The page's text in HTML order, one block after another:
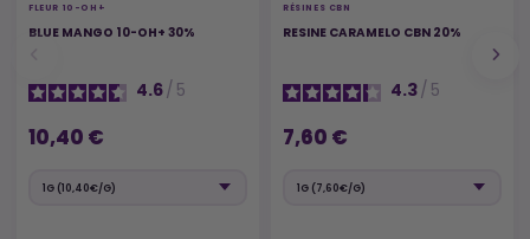
FLEUR 10-OH+
BLUE MANGO 10-OH+ 30%
4.6/ 5
10,40 €
RÉSINES CBN
RESINE CARAMELO CBN 20%
4.3/ 5
7,60 €